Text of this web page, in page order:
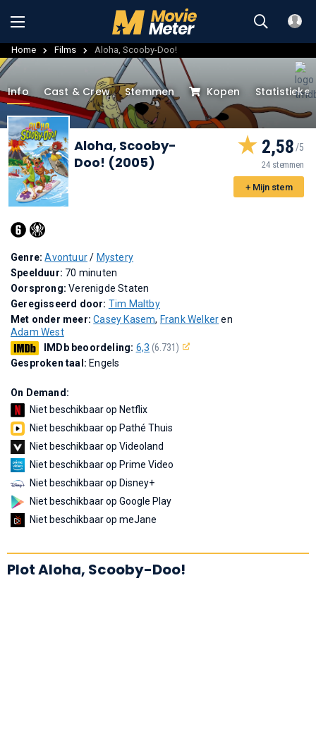
Home Films Aloha, Scooby-Doo!
Info Cast & Crew Stemmen Kopen
Aloha, Scooby-
Doo! (2005)
2,58
24 stemmen
+ Mijn stem
Genre:Avontuur/ Mystery
Speelduur: 70 minuten
Oorsprong:Verenigde Staten
Geregisseerd door: Tim Maltby
Met onder meer:Casey Kasem, Frank Welkeren
Adam West
IMDb beoordeling: 6,3 (6.731)
Gesproken taal: Engels
On Demand:
Niet beschikbaar op Netflix
Niet beschikbaar op Pathé Thuis
Niet beschikbaar op Videoland
Niet beschikbaar op Prime Video
Niet beschikbaar op Disney+
Niet beschikbaar op Google Play
Niet beschikbaar op meJane
Plot Aloha, Scooby-Doo!